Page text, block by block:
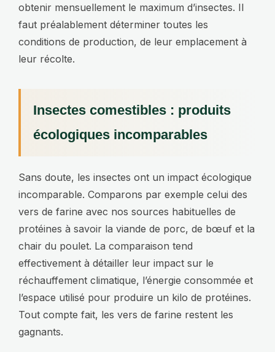
obtenir mensuellement le maximum d’insectes. Il
faut préalablement déterminer toutes les
conditions de production, de leur emplacement à
leur récolte.
Insectes comestibles : produits
écologiques incomparables
Sans doute, les insectes ont un impact écologique
incomparable. Comparons par exemple celui des
vers de farine avec nos sources habituelles de
protéines à savoir la viande de porc, de bœuf et la
chair du poulet. La comparaison tend
effectivement à détailler leur impact sur le
réchauffement climatique, l’énergie consommée et
l’espace utilisé pour produire un kilo de protéines.
Tout compte fait, les vers de farine restent les
gagnants.